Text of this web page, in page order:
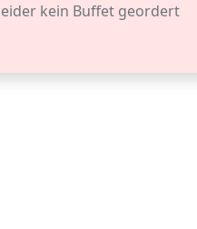
kein Buffet geordert